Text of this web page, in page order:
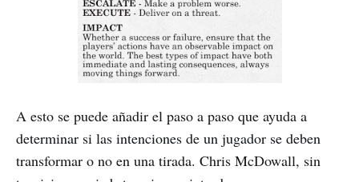
A esto se puede añadir el paso a paso que ayuda a
determinar si las intenciones de un jugador se deben
transformar o no en una tirada. Chris McDowall, sin